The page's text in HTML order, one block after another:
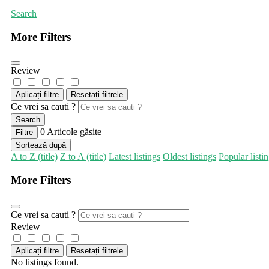
Search
More Filters
Review
Aplicați filtre Resetați filtrele
Ce vrei sa cauti ?
Search
Filtre
0 Articole găsite
Sortează după
A to Z (title) Z to A (title) Latest listings Oldest listings Popular
More Filters
Ce vrei sa cauti ?
Review
Aplicați filtre Resetați filtrele
No listings found.